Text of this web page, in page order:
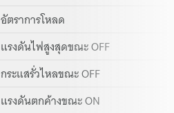
อัตราการโหลด
แรงดันไฟสูงสุดขณะ OFF
กระแสรั่วไหลขณะ OFF
แรงดันตกค้างขณะ ON